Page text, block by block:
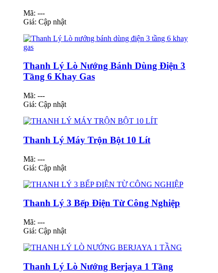
Mã: ---
Giá: Cập nhật
Thanh Lý Lò Nướng Bánh Dùng Điện 3
Tầng 6 Khay Gas
Mã: ---
Giá: Cập nhật
Thanh Lý Máy Trộn Bột 10 Lít
Mã: ---
Giá: Cập nhật
Thanh Lý 3 Bếp Điện Từ Công Nghiệp
Mã: ---
Giá: Cập nhật
Thanh Lý Lò Nướng Berjaya 1 Tầng